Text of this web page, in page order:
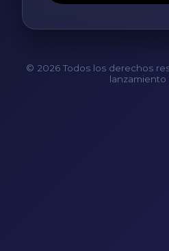
© 2026 Todos los derechos
lanzamiento